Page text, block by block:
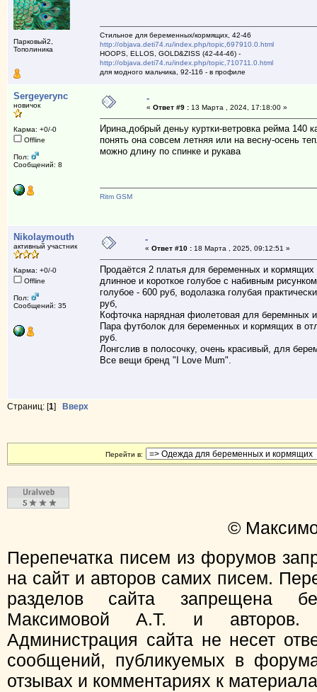
Парковый2,
Тополиника
Стильное для беременных/кормящих, 42-46
http://objava.deti74.ru/index.php/topic,697910.0.html
HOOPS, ELLOS, GOLD&ZISS (42-44-46) -
http://objava.deti74.ru/index.php/topic,710711.0.html
для модного мальчика, 92-116 - в профиле
Sergeyerync
новичок
Карма: +0/-0
Offline
Пол:
Сообщений: 8
-
« Ответ #9 :13 Марта , 2024, 17:18:00 »
Ирина,добрый деньу куртки-ветровка рейма 140
понять она совсем летняя или на весну-осень
можно длину по спинке и рукава
Ritm GSM
Nikolaymouth
активный участник
Карма: +0/-0
Offline
Пол:
Сообщений: 35
-
« Ответ #10 :18 Марта , 2025, 09:12:51 »
Продаётся 2 платья для беременных и
длинное и короткое голубое с набивным
голубое - 600 руб, водолазка голубая
руб,
Кофточка нарядная фиолетовая для беремнных
Пара футболок для беременных и кормящих в
руб.
Лонгслив в полосочку, очень красивый, для
Все вещи бренд "I Love Mum".
Страниц: [1] Вверх
Перейти в:
©
Перепечатка писем из форумов
на сайт и авторов самих писем.
разделов сайта запрещена
Максимовой А.Т. и
Администрация сайта не несет
сообщений, публикуемых в
отзывах и комментариях к